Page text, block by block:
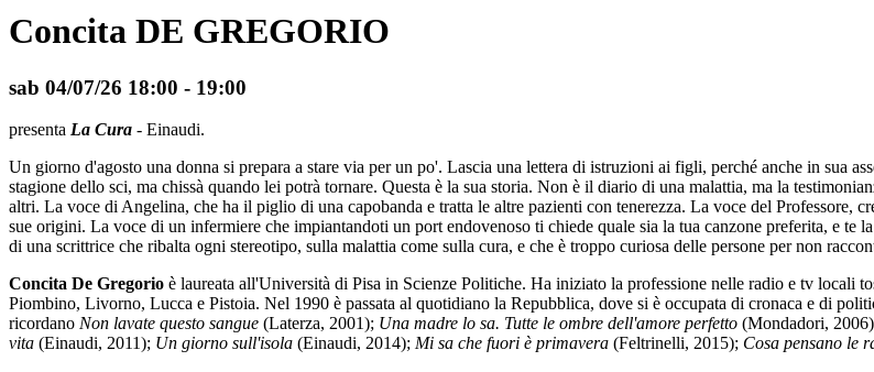
Concita DE GREGORIO
sab 04/07/26 18:00 - 19:00
presenta La Cura - Einaudi.
Un giorno d'agosto una donna si prepara a stare via per un po'. Lascia una lettera di istruzioni ai figli, perché anche in sua
stagione dello sci, ma chissà quando lei potrà tornare. Questa è la sua storia. Non è il diario di una malattia, ma la
altri. La voce di Angelina, che ha il piglio di una capobanda e tratta le altre pazienti con tenerezza. La voce del Professore,
sue origini. La voce di un infermiere che impiantandoti un port endovenoso ti chiede quale sia la tua canzone preferita, e te
di una scrittrice che ribalta ogni stereotipo, sulla malattia come sulla cura, e che è troppo curiosa delle persone per non
Concita De Gregorio è laureata all'Università di Pisa in Scienze Politiche. Ha iniziato la professione nelle radio e tv locali
Piombino, Livorno, Lucca e Pistoia. Nel 1990 è passata al quotidiano la Repubblica, dove si è occupata di cronaca e di
ricordano Non lavate questo sangue (Laterza, 2001); Una madre lo sa. Tutte le ombre dell'amore perfetto (Mondadori,
vita (Einaudi, 2011); Un giorno sull'isola (Einaudi, 2014); Mi sa che fuori è primavera (Feltrinelli, 2015); Cosa pensano le